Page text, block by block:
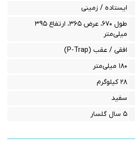
ایستاده / زمینی
طول ۶۷۰، عرض ۳۶۵، ارتفاع ۳۹۵
میلی‌متر
افقی / عقب (P-Trap)
۱۸۰ میلی‌متر
۲۸ کیلوگرم
سفید
۵ سال گلسار